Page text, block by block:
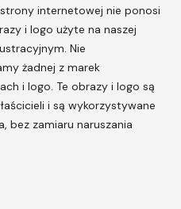
internetowej nie ponosi
i logo użyte na naszej
Nie
żadnej z marek
i logo. Te obrazy i logo są
i są wykorzystywane
bez zamiaru naruszania